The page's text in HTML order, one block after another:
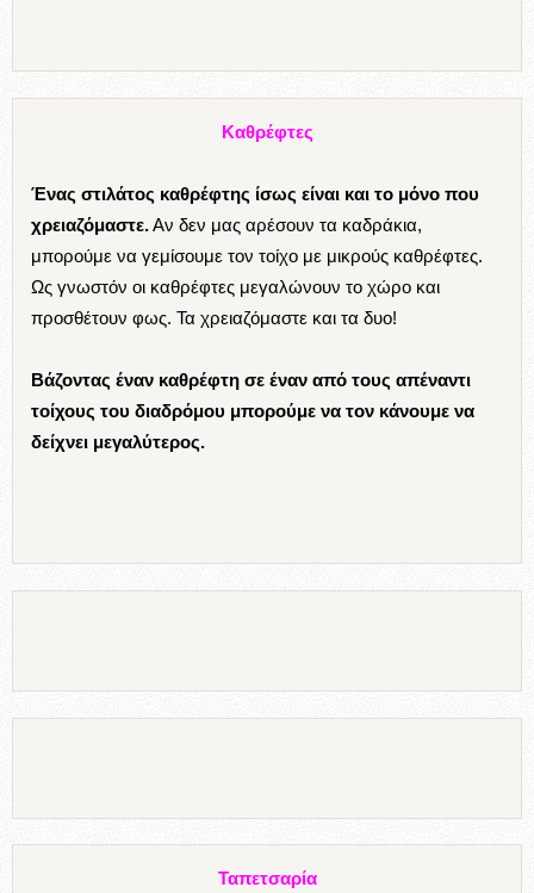
Καθρέφτες
Ένας στιλάτος καθρέφτης ίσως είναι και το μόνο που
χρειαζόμαστε.Αν δεν μας αρέσουν τα καδράκια,
μπορούμε να γεμίσουμε τον τοίχο με μικρούς καθρέφτες.
Ως γνωστόν οι καθρέφτες μεγαλώνουν το χώρο και
προσθέτουν φως. Τα χρειαζόμαστε και τα δυο!
Βάζοντας έναν καθρέφτη σε έναν από τους απέναντι
τοίχους του διαδρόμου μπορούμε να τον κάνουμε να
δείχνει μεγαλύτερος.
Ταπετσαρία